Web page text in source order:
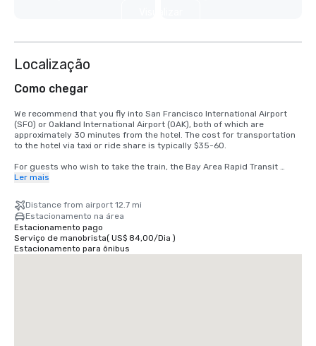
Localização
Como chegar
We recommend that you fly into San Francisco International Airport
(SFO) or Oakland International Airport (OAK), both of which are
approximately 30 minutes from the hotel. The cost for transportation
to the hotel via taxi or ride share is typically $35-60.
For guests who wish to take the train, the Bay Area Rapid Transit
(BART) train runs between SFO and San Francisco every 15-20
station located in the international terminal. Exit the train at the
Montgomery Street Station. The Palace Hotel is located at the corner
of Market and New Montgomery Street, directly across from the train
station. The total cost is $8.65. Travel time is approximately 45
minutes.
Ler mais
Distance from airport 12.7 mi
Estacionamento na área
Estacionamento pago
Serviço de manobrista( US$ 84,00/Dia )
Estacionamento para ônibus